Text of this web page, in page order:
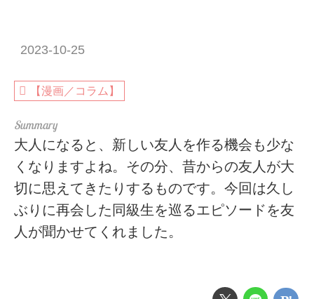
2023-10-25
【漫画／コラム】
大人になると、新しい友人を作る機会も少な
くなりますよね。その分、昔からの友人が大
切に思えてきたりするものです。今回は久し
ぶりに再会した同級生を巡るエピソードを友
人が聞かせてくれました。